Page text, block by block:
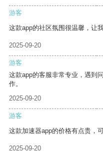
游客
这款app的社区氛围很温馨，让
2025-09-20
游客
这款app的客服非常专业，遇到
作。
2025-09-20
游客
这款加速器app的价格有点贵，
2025-09-20